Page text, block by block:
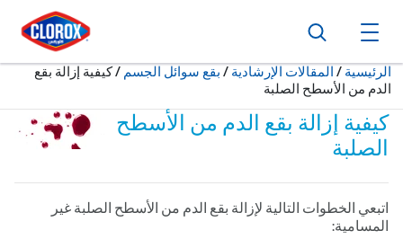
بحث
الرئيسية / المقالات الإرشادية بقع سوائل الجسم حالياً:
كيفية إزالة بقع
الدم من الأسطح الصلبة
كيفية إزالة بقع الدم من الأسطح
الصلبة
اتبعي الخطوات التالية لإزالة بقع الدم من الأسطح الصلبة غير
المسامية: